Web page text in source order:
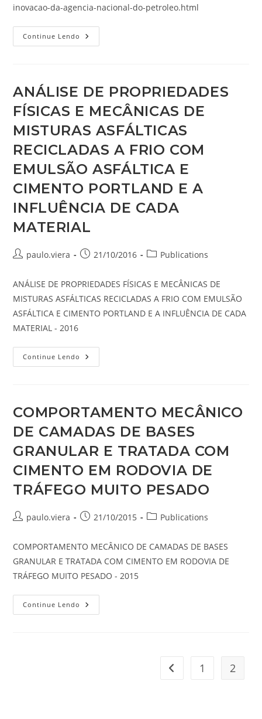
inovacao-da-agencia-nacional-do-petroleo.html
Continue Lendo Pesquisas
Da
De
Cinco
Categorias
Do
Prêmio
De
Inovação
Da
Agência
Do
Petróleo
ANÁLISE DE PROPRIEDADES
FÍSICAS E MECÂNICAS DE
MISTURAS ASFÁLTICAS
RECICLADAS A FRIO COM
EMULSÃO ASFÁLTICA E
CIMENTO PORTLAND E A
INFLUÊNCIA DE CADA
MATERIAL
Autor
post:
paulo.viera
Post21/10/2016
Categoria
post:
Publications
ANÁLISE DE PROPRIEDADES FÍSICAS E MECÂNICAS DE
MISTURAS ASFÁLTICAS RECICLADAS A FRIO COM EMULSÃO
ASFÁLTICA E CIMENTO PORTLAND E A INFLUÊNCIA DE CADA
MATERIAL - 2016
Continue Lendo ANÁLISE
DE
DE
MISTURAS
RECICLADAS
A
FRIO
COM
EMULSÃO
ASFÁLTICA
CIMENTO
PORTLAND
A
INFLUÊNCIA
MATERIAL
COMPORTAMENTO MECÂNICO
DE CAMADAS DE BASES
GRANULAR E TRATADA COM
CIMENTO EM RODOVIA DE
TRÁFEGO MUITO PESADO
Autor
post:
paulo.viera
Post21/10/2015
Categoria
post:
Publications
COMPORTAMENTO MECÂNICO DE CAMADAS DE BASES
GRANULAR E TRATADA COM CIMENTO EM RODOVIA DE
TRÁFEGO MUITO PESADO - 2015
Continue Lendo COMPORTAMENTO
MECÂNICO
Ir para a página
1 2